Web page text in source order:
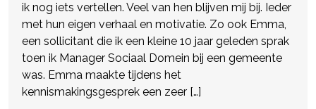
ik nog iets vertellen. Veel van hen blijven mij bij. Ieder
met hun eigen verhaal en motivatie. Zo ook Emma,
een sollicitant die ik een kleine 10 jaar geleden sprak
toen ik Manager Sociaal Domein bij een gemeente
was. Emma maakte tijdens het
kennismakingsgesprek een zeer […]